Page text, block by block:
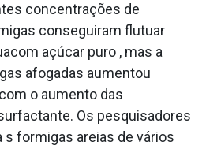
concentrações de
conseguiram flutuar
açúcar puro , mas a
afogadas aumentou
o aumento das
Os pesquisadores
s formigas areias de vários